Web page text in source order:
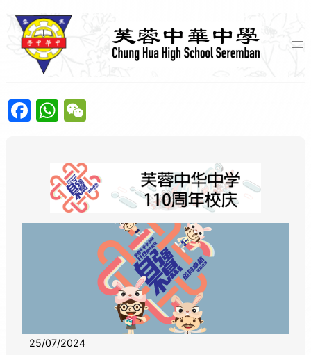
容
Facebook
WhatsApp
25/07/2024